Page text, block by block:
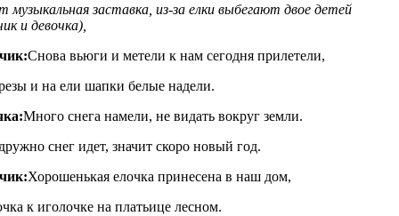
музыкальная заставка, из-за елки выбегают двое детей
и девочка),
Снова вьюги и метели к нам сегодня прилетели,
и на ели шапки белые надели.
Много снега намели, не видать вокруг земли.
снег идет, значит скоро новый год.
Хорошенькая елочка принесена в наш дом,
к иголочке на платьице лесном.